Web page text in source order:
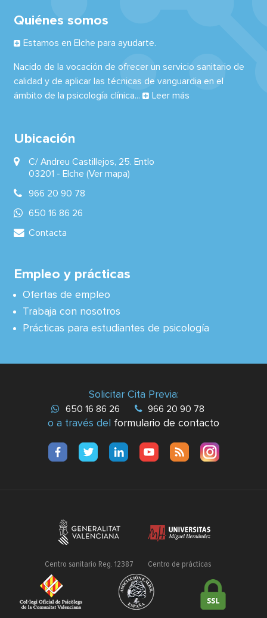
Quiénes somos
Estamos en Elche para ayudarte.
Nacido de la vocación de ofrecer un servicio sanitario de
calidad y de aplicar las técnicas de vanguardia en el
ámbito de la psicología clínica...
Leer más
Ubicación
C/ Andreu Castillejos, 25. Entlo
03201 -Elche (Ver mapa)
966 20 90 78
650 16 86 26
Contacta
Empleo y prácticas
Ofertas de empleo
Trabaja con nosotros
Prácticas para estudiantes de psicología
Solicitar Cita Previa:
650 16 86 26 966 20 90 78
o a través del formulario de contacto
Centro sanitario Reg. 12387 Centro de prácticas